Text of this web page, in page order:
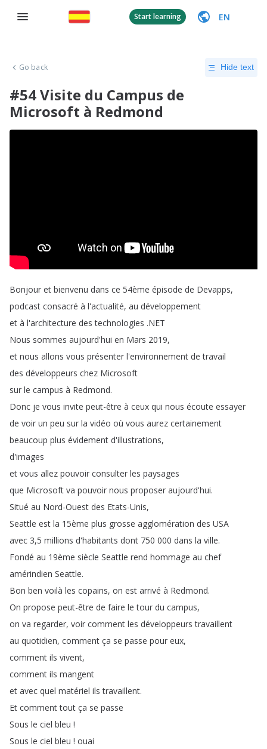
Start learning EN
Go back Hide text
#54 Visite du Campus de
Microsoft à Redmond
Bonjour et bienvenu dans ce 54ème épisode de Devapps,
podcast consacré à l'actualité, au développement
et à l'architecture des technologies .NET
Nous sommes aujourd'hui en Mars 2019,
et nous allons vous présenter l'environnement de travail
des développeurs chez Microsoft
sur le campus à Redmond.
Donc je vous invite peut-être à ceux qui nous écoute essayer
de voir un peu sur la vidéo où vous aurez certainement
beaucoup plus évidement d'illustrations,
d'images
et vous allez pouvoir consulter les paysages
que Microsoft va pouvoir nous proposer aujourd'hui.
Situé au Nord-Ouest des Etats-Unis,
Seattle est la 15ème plus grosse agglomération des USA
avec 3,5 millions d'habitants dont 750 000 dans la ville.
Fondé au 19ème siècle Seattle rend hommage au chef
amérindien Seattle.
Bon ben voilà les copains, on est arrivé à Redmond.
On propose peut-être de faire le tour du campus,
on va regarder, voir comment les développeurs travaillent
au quotidien, comment ça se passe pour eux,
comment ils vivent,
comment ils mangent
et avec quel matériel ils travaillent.
Et comment tout ça se passe
Sous le ciel bleu !
Sous le ciel bleu ! ouai